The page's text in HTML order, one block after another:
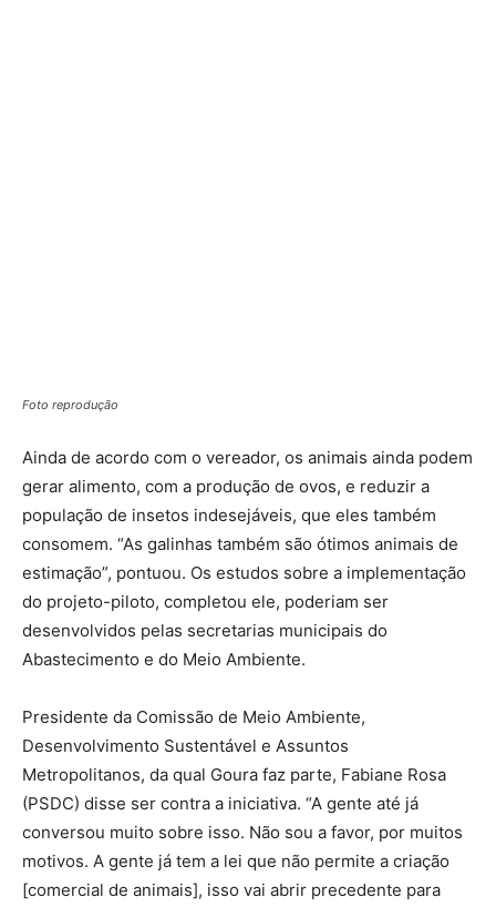
Foto reprodução
Ainda de acordo com o vereador, os animais ainda podem
gerar alimento, com a produção de ovos, e reduzir a
população de insetos indesejáveis, que eles também
consomem. “As galinhas também são ótimos animais de
estimação”, pontuou. Os estudos sobre a implementação
do projeto-piloto, completou ele, poderiam ser
desenvolvidos pelas secretarias municipais do
Abastecimento e do Meio Ambiente.
Presidente da Comissão de Meio Ambiente,
Desenvolvimento Sustentável e Assuntos
Metropolitanos, da qual Goura faz parte, Fabiane Rosa
(PSDC) disse ser contra a iniciativa. “A gente até já
conversou muito sobre isso. Não sou a favor, por muitos
motivos. A gente já tem a lei que não permite a criação
[comercial de animais], isso vai abrir precedente para